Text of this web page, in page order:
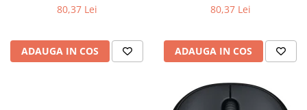
80,37 Lei
ADAUGA IN COS
80,37 Lei
ADAUGA IN COS